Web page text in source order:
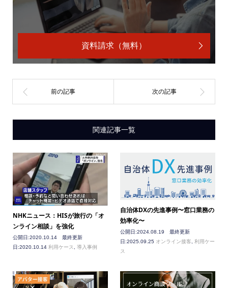
資料請求（無料）
関連記事一覧
NHKニュース：HISが旅行の「オ
ンライン相談」を強化
公開日:2020.10.14 最終更新
日:2020.10.14 利用ケース, 導入事例
自治体DXの先進事例〜窓口業務の
効率化〜
公開日:2024.08.19 最終更新
日:2025.09.25 オンライン接客 ,利用ケー
ス